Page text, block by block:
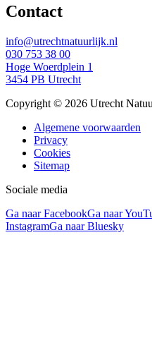
Contact
info@utrechtnatuurlijk.nl
030 753 38 00
Hoge Woerdplein 1
3454 PB Utrecht
Copyright © 2026 Utrecht
Algemene voorwaarden
Privacy
Cookies
Sitemap
Sociale media
Ga naar FacebookGa naar
InstagramGa naar Bluesky